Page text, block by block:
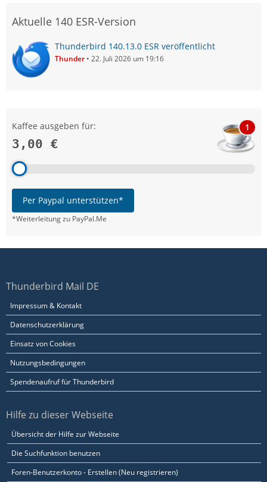
Aktuelle 140 ESR-Version
Thunderbird 140.13.0 ESR veröffentlicht
Thunder 22. Juli 2026 um 19:16
Kaffee ausgeben für:
3,00 €
1
Per Paypal unterstützen*
*Weiterleitung zu PayPal.Me
Thunderbird Mail DE
Impressum & Kontakt
Datenschutzerklärung
Einsatz von Cookies
Nutzungsbedingungen
Spendenaufruf für Thunderbird
Hilfe zu dieser Webseite
Übersicht der Hilfe zur Webseite
Die Suchfunktion benutzen
Foren-Benutzerkonto - Erstellen (Neu registrieren)